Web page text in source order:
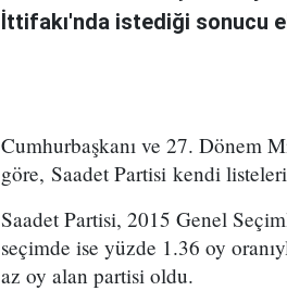
İttifakı'nda istediği sonucu
Cumhurbaşkanı ve 27. Dönem
göre, Saadet Partisi kendi
Saadet Partisi, 2015 Genel
seçimde ise yüzde 1.36 oy
az oy alan partisi oldu.